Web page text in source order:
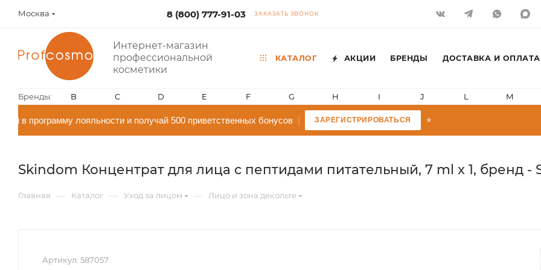
Москва 8 (800) 777-91-03 ЗАКАЗАТЬ ЗВОНОК
Интернет-магазин
профессиональной
косметики
КАТАЛОГ АКЦИИ БРЕНДЫ ДОСТАВКА И ОПЛАТА
Бренды: B C D E F G H I J L M
в программу лояльности и получай 500 приветственных бонусов| ЗАРЕГИСТРИРОВАТЬСЯ
Skindom Концентрат для лица с пептидами питательный, 7 ml x 1, бренд -
Главная — Каталог — Уход за лицом — Лицо и зона декольте
Артикул: 587057